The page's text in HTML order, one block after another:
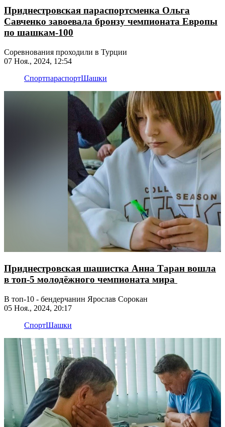
Приднестровская параспортсменка Ольга
Савченко завоевала бронзу чемпионата Европы
по шашкам-100
​​​​​​​Соревнования проходили в Турции
07 Ноя., 2024, 12:54
СпортпараспортШашки
Приднестровская шашистка Анна Таран вошла
в топ-5 молодёжного чемпионата мира
В топ-10 - бендерчанин Ярослав Сорокан
05 Ноя., 2024, 20:17
СпортШашки